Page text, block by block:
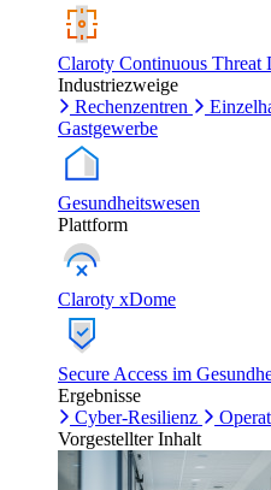
Claroty Continuous Threat
Industriezweige
Rechenzentren
Gastgewerbe
Gesundheitswesen
Plattform
Claroty xDome
Secure Access im
Ergebnisse
Cyber-Resilienz
Vorgestellter Inhalt